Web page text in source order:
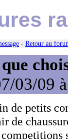
- Retour au
03/09
de petits
de